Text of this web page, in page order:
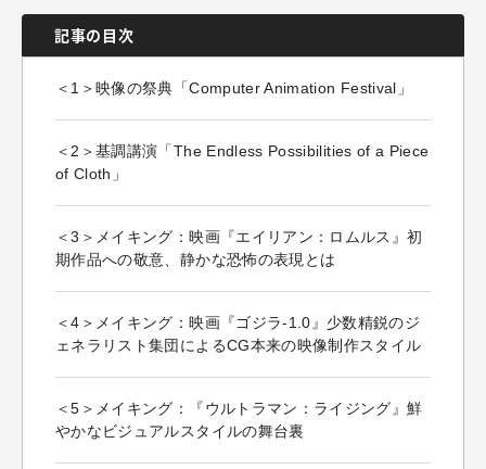
記事の目次
＜1＞映像の祭典「Computer Animation Festival」
＜2＞基調講演「The Endless Possibilities of a Piece
of Cloth」
＜3＞メイキング：映画『エイリアン：ロムルス』初
期作品への敬意、静かな恐怖の表現とは
＜4＞メイキング：映画『ゴジラ-1.0』少数精鋭のジ
ェネラリスト集団によるCG本来の映像制作スタイル
＜5＞メイキング：『ウルトラマン：ライジング』鮮
やかなビジュアルスタイルの舞台裏